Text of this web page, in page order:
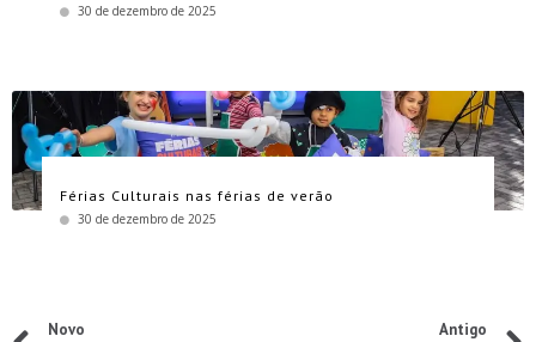
30 de dezembro de 2025
Férias Culturais nas férias de verão
30 de dezembro de 2025
Novo Antigo